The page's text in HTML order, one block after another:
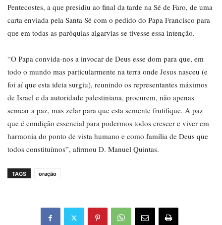
Pentecostes, a que presidiu ao final da tarde na Sé de Faro, de uma
carta enviada pela Santa Sé com o pedido do Papa Francisco para
que em todas as paróquias algarvias se tivesse essa intenção.
“O Papa convida-nos a invocar de Deus esse dom para que, em
todo o mundo mas particularmente na terra onde Jesus nasceu (e
foi aí que esta ideia surgiu), reunindo os representantes máximos
de Israel e da autoridade palestiniana, procurem, não apenas
semear a paz, mas zelar para que esta semente frutifique. A paz
que é condição essencial para podermos todos crescer e viver em
harmonia do ponto de vista humano e como família de Deus que
todos constituímos”, afirmou D. Manuel Quintas.
TAGS oração